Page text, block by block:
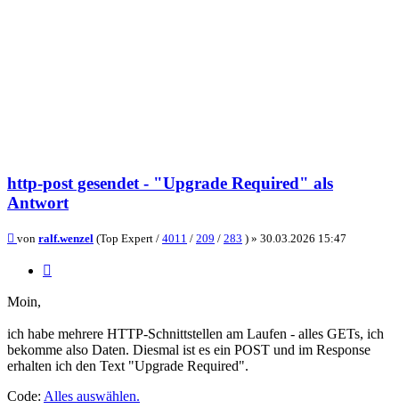
http-post gesendet - "Upgrade Required" als
Antwort
Beitrag
von ralf.wenzel (Top Expert / 4011 / 209 / 283 ) » 30.03.2026 15:47
Moin,
ich habe mehrere HTTP-Schnittstellen am Laufen - alles GETs, ich
bekomme also Daten. Diesmal ist es ein POST und im Response
erhalten ich den Text "Upgrade Required".
Code: Alles auswählen.